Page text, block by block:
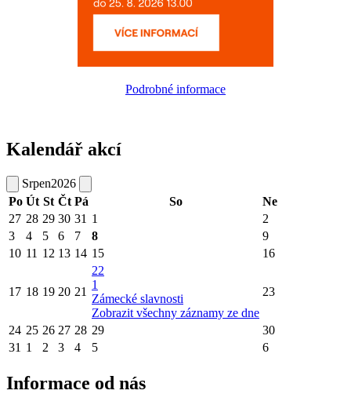
Podrobné informace
Kalendář akcí
Srpen2026
Po Út St Čt Pá So
Ne
27 28 29 30 31 1
2
3
4 5 6 7 8
9
10 11 12 13 14 15 16
17 18 19 20 21
22
1
Zámecké slavnosti
Zobrazit všechny záznamy ze dne
23
24 25 26 27 28 29
30
31 1 2 3 4 5 6
Informace od nás